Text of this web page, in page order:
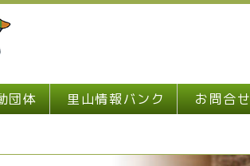
団体 里山情報バンク お問合せ